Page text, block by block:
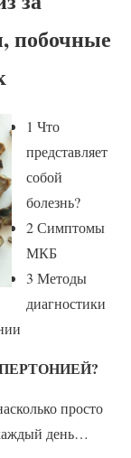
побочные
1 Что
представляет
собой
болезнь?
2 Симптомы
МКБ
3 Методы
диагностики
просто
день…